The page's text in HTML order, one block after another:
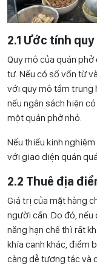
2.1 Ước tính
Quy mô của quán
tư. Nếu có số vốn từ
với quy mô tầm trung
nếu ngân sách hiện
một quán phở nhỏ.
Nếu thiếu kinh
với giao diện quán
2.2 Thuê địa
Giá trị của mặt hàng
người cần. Do đó,
năng hạn chế thì rất
khía cạnh khác, điểm
càng dễ tương tác và